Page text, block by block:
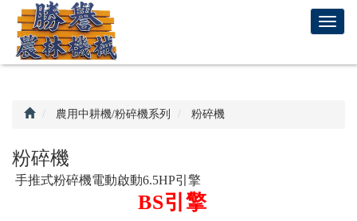
T
回
首
頁
農用中耕機/粉碎機系列 粉碎機
粉碎機
手推式粉碎機電動啟動6.5HP引擎
BS引擎